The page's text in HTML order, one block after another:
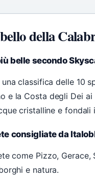
della
belle secondo
classifica delle 10
e la Costa degli Dei
cristalline e fondali
consigliate da
come Pizzo,
e natura.